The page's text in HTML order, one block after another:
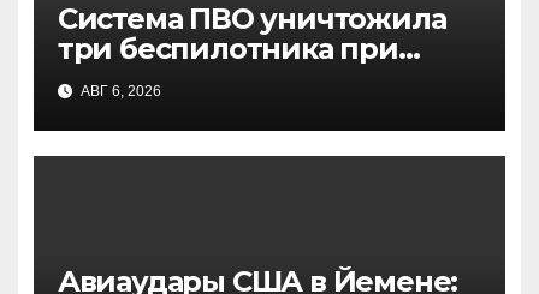
Система ПВО уничтожила
три беспилотника при
попытке атаки на Москву —
заявление Собянина
АВГ 6, 2026
Авиаудары США в Йемене: